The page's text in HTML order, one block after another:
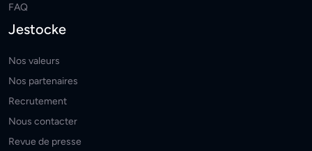
FAQ
Jestocke
Nos valeurs
Nos partenaires
Recrutement
Nous contacter
Revue de presse